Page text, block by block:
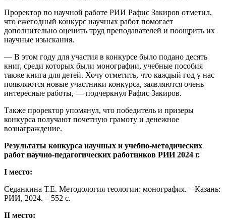
Проректор по научной работе РИИ Рафис Закиров отметил,
что ежегодный конкурс научных работ помогает
дополнительно оценить труд преподавателей и поощрить их
научные изыскания.
— В этом году для участия в конкурсе было подано десять
книг, среди которых были монографии, учебные пособия
также книга для детей. Хочу отметить, что каждый год у нас
появляются новые участники конкурса, заявляются очень
интересные работы, — подчеркнул Рафис Закиров.
Также проректор упомянул, что победитель и призеры
конкурса получают почетную грамоту и денежное
вознаграждение.
Результаты конкурса научных и учебно-методических
работ научно-педагогических работников РИИ 2024 г.
I место:
Седанкина Т.Е. Методология теологии: монография. – Казань:
РИИ, 2024. – 552 с.
II место: